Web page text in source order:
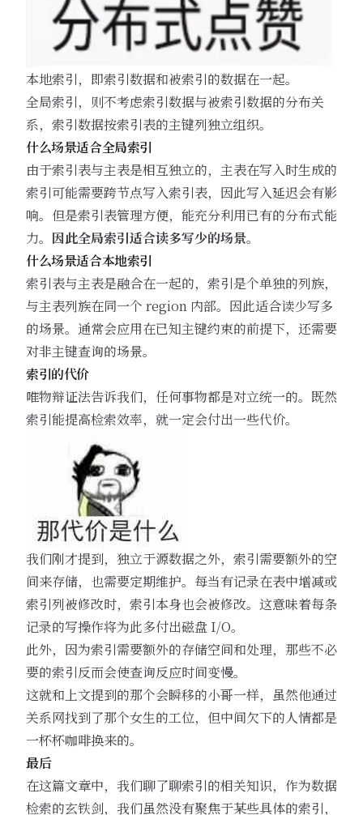
本地索引，即索引数据和被索引的数据在一起。
全局索引，则不考虑索引数据与被索引数据的分布关
系，索引数据按索引表的主键列独立组织。
什么场景适合全局索引
由于索引表与主表是相互独立的，主表在写入时生成的
索引可能需要跨节点写入索引表，因此写入延迟会有影
响。但是索引表管理方便，能充分利用已有的分布式能
力。 因此全局索引适合读多写少的场景。
什么场景适合本地索引
索引表与主表是融合在一起的，索引是个单独的列族，
与主表列族在同一个 region 内部。因此适合读少写多
的场景。通常会应用在已知主键约束的前提下，还需要
对非主键查询的场景。
索引的代价
唯物辩证法告诉我们，任何事物都是对立统一的。既然
索引能提高检索效率，就一定会付出一些代价。
我们刚才提到，独立于源数据之外，索引需要额外的空
间来存储，也需要定期维护。每当有记录在表中增减或
索引列被修改时，索引本身也会被修改。这意味着每条
记录的写操作将为此多付出磁盘 I/O。
此外，因为索引需要额外的存储空间和处理，那些不必
要的索引反而会使查询反应时间变慢。
这就和上文提到的那个会瞬移的小哥一样，虽然他通过
关系网找到了那个女生的工位，但中间欠下的人情都是
一杯杯咖啡换来的。
最后
在这篇文章中，我们聊了聊索引的相关知识，作为数据
检索的玄铁剑，我们虽然没有聚焦于某些具体的索引，